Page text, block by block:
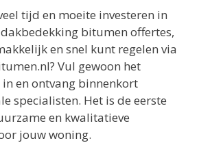
tijd en moeite investeren in
bitumen offertes,
en snel kunt regelen via
Vul gewoon het
en ontvang binnenkort
specialisten. Het is de eerste
en kwalitatieve
jouw woning.